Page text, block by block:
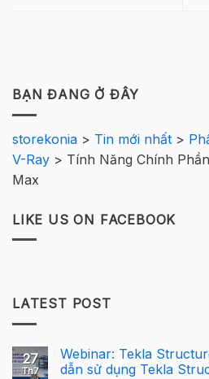
BẠN ĐANG Ở ĐÂY
storekonia > Tin mới nhất >
V-Ray > Tính Năng Chính
Max
LIKE US ON FACEBOOK
LATEST POST
27
Th7
Webinar: Tekla
dẫn sử dụng Tekla